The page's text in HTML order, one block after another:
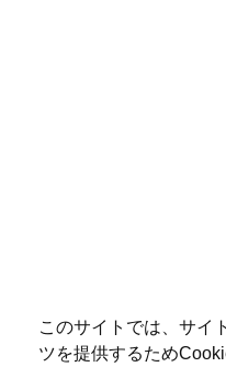
このサイトでは、サイ
ツを提供するため